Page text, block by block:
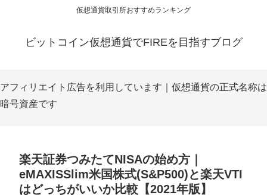
仮想通貨取引所おすすめランキング
ビットコイン仮想通貨でFIREを目指すブログ
アフィリエイト広告を利用しています｜仮想通貨の正式名称は
暗号資産です
楽天証券つみたてNISAの始め方｜
eMAXISSlim米国株式(S&P500)と楽天VTI
はどっちがいいか比較【2021年版】